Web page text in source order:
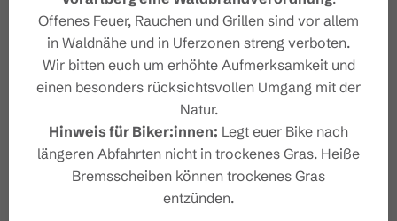
Dein Brandnertal Newslet
ter
Offenes Feuer, Rauchen und Grillen sind vor allem
in Waldnähe und in Uferzonen streng verboten.
Wir bitten euch um erhöhte Aufmerksamkeit und
einen besonders rücksichtsvollen Umgang mit der
Natur.
Hinweis für Biker:innen: Legt euer Bike nach
längeren Abfahrten nicht in trockenes Gras. Heiße
Bremsscheiben können trockenes Gras
entzünden.